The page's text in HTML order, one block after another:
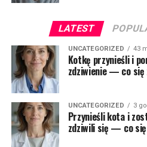
LATEST
UNCATEGORIZED 43
Kotkę przynieśli i
zdziwienie — co się
UNCATEGORIZED 3
Przynieśli kota i
zdziwili się — co się